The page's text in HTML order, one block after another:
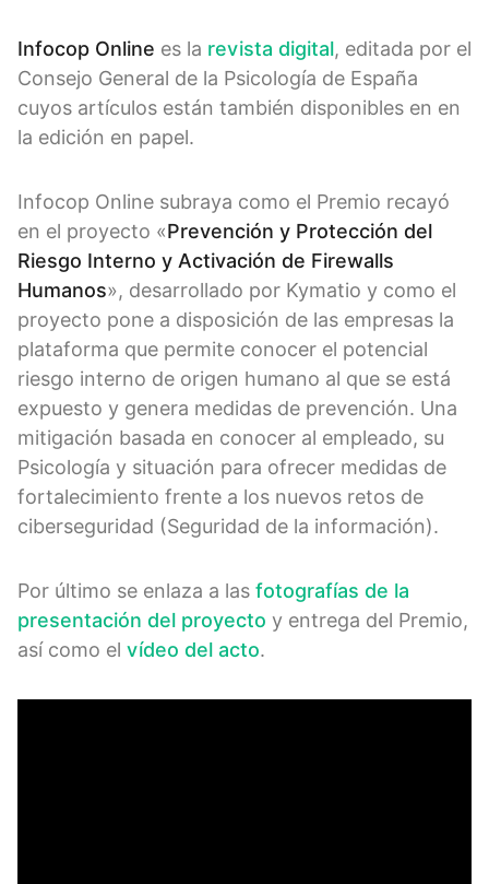
Infocop Online es la revista digital, editada por el
Consejo General de la Psicología de España
cuyos artículos están también disponibles en en
la edición en papel.
Infocop Online subraya como el Premio recayó
en el proyecto «Prevención y Protección del
Riesgo Interno y Activación de Firewalls
Humanos», desarrollado por Kymatio y como el
proyecto pone a disposición de las empresas la
plataforma que permite conocer el potencial
riesgo interno de origen humano al que se está
expuesto y genera medidas de prevención. Una
mitigación basada en conocer al empleado, su
Psicología y situación para ofrecer medidas de
fortalecimiento frente a los nuevos retos de
ciberseguridad (Seguridad de la información).
Por último se enlaza a las fotografías de la
presentación del proyecto y entrega del Premio,
así como el vídeo del acto.